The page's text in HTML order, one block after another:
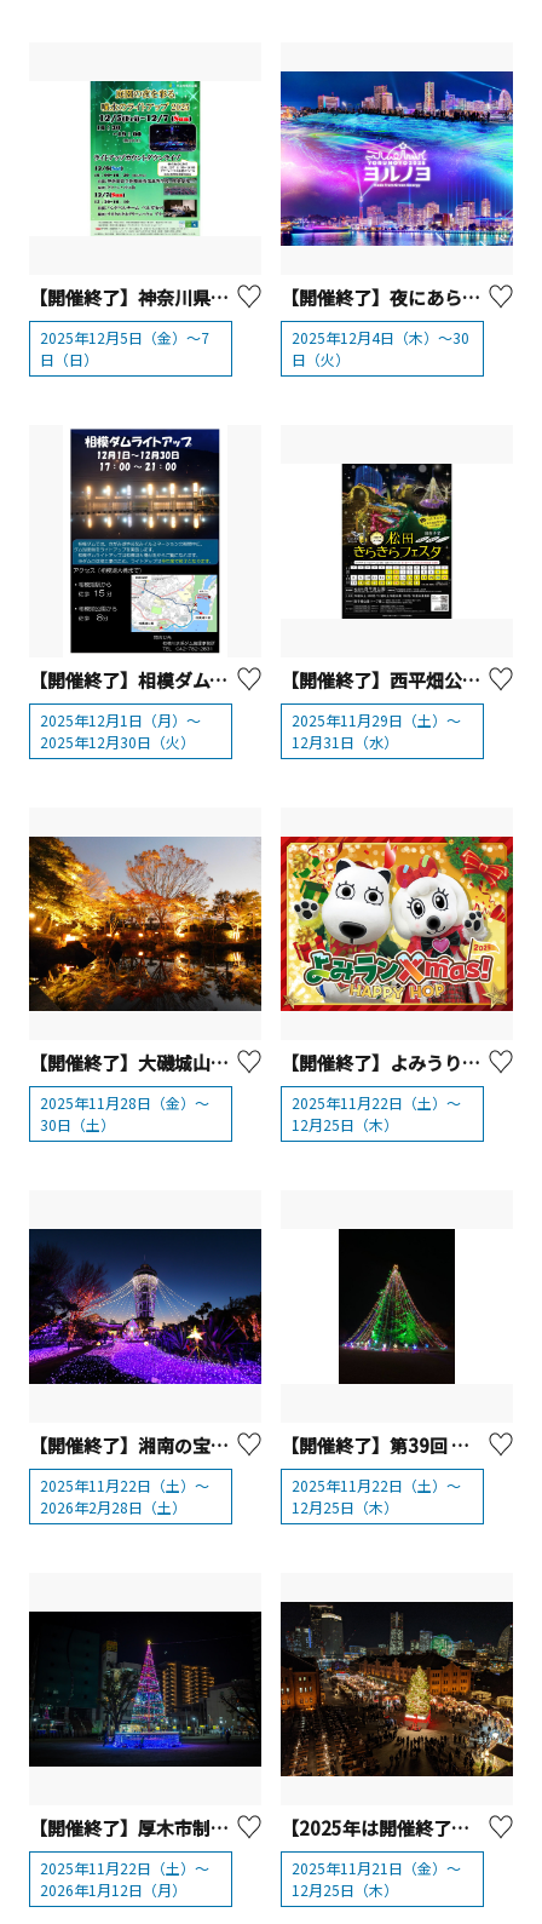
【開催終了】神奈川県立相模原公園「庭園の夜を彩る噴水のライトアップ・ライトアップカウントダウンライブ」
2025年12月5日（金）～7
日（日）
【開催終了】夜にあらわれる光の横浜〈ヨルノヨ 2025〉
2025年12月4日（木）～30
日（火）
【開催終了】相模ダムライトアップ【相模原市】
2025年12月1日（月）～
2025年12月30日（火）
【開催終了】西平畑公園 松田きらきらフェスタ 2025【松田町】
2025年11月29日（土）～
12月31日（水）
【開催終了】大磯城山公園 もみじのライトアップ2025
2025年11月28日（金）～
30日（土）
【開催終了】よみうりランド クリスマスイベント「よみランXmas!2025～HAPPY HOP～」
2025年11月22日（土）～
12月25日（木）
【開催終了】湘南の宝石2025-2026【藤沢市】
2025年11月22日（土）～
2026年2月28日（土）
【開催終了】第39回 宮ヶ瀬クリスマスみんなのつどい【清川村】
2025年11月22日（土）～
12月25日（木）
【開催終了】厚木市制70周年記念 あつぎウィンターフェスティバル ウィンターイルミネーション【厚木市】
2025年11月22日（土）～
2026年1月12日（月）
【2025年は開催終了】Christmas Market in 横浜赤レンガ倉庫
2025年11月21日（金）～
12月25日（木）